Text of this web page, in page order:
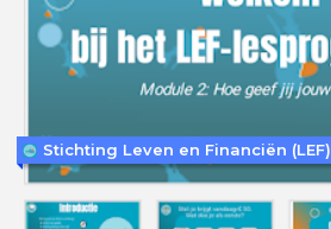
Stichting Leven en Financiën (LEF)